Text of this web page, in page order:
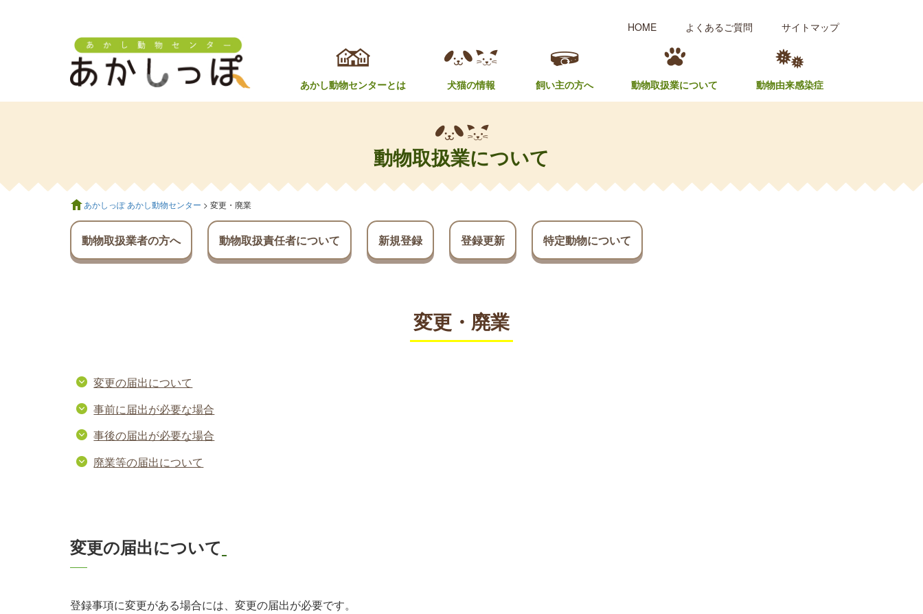
HOME よくあるご質問 サイトマップ
あかし動物センターとは 犬猫の情報 飼い主の方へ 動物取扱業について 動物由来感染症
動物取扱業について
あかしっぽ あかし動物センター > 変更・廃業
動物取扱業者の方へ 動物取扱責任者について 新規登録 登録更新 特定動物について
変更・廃業
変更の届出について
事前に届出が必要な場合
事後の届出が必要な場合
廃業等の届出について
変更の届出について
登録事項に変更がある場合には、変更の届出が必要です。